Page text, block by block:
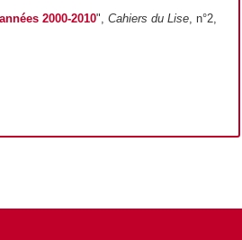
2000-2010",Cahiers du Lise , n°2,